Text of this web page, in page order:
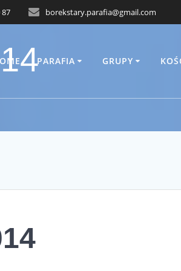
87 borekstary.parafia@gmail.com
PARAFIA GRUPY